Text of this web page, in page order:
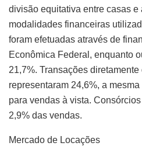
divisão equitativa entre casas e
modalidades financeiras
foram efetuadas através de
Econômica Federal, enquanto
21,7%. Transações
representaram 24,6%, a
para vendas à vista.
2,9% das vendas.
Mercado de Locações